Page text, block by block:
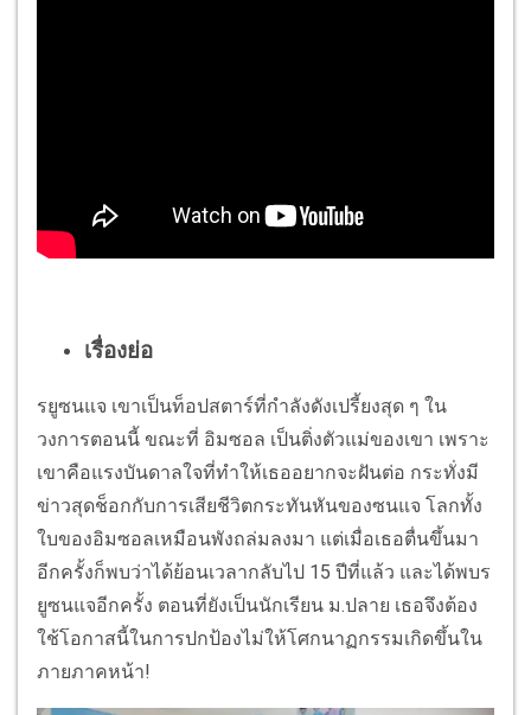
เรื่องย่อ
รยูซนแจ เขาเป็นท็อปสตาร์ที่กำลังดังเปรี้ยงสุด ๆ ใน
วงการตอนนี้ ขณะที่ อิมซอล เป็นติ่งตัวแม่ของเขา เพราะ
เขาคือแรงบันดาลใจที่ทำให้เธออยากจะฝันต่อ กระทั่งมี
ข่าวสุดช็อกกับการเสียชีวิตกระทันหันของซนแจ โลกทั้ง
ใบของอิมซอลเหมือนพังถล่มลงมา แต่เมื่อเธอตื่นขึ้นมา
อีกครั้งก็พบว่าได้ย้อนเวลากลับไป 15 ปีที่แล้ว และได้พบร
ยูซนแจอีกครั้ง ตอนที่ยังเป็นนักเรียน ม.ปลาย เธอจึงต้อง
ใช้โอกาสนี้ในการปกป้องไม่ให้โศกนาฏกรรมเกิดขึ้นใน
ภายภาคหน้า!